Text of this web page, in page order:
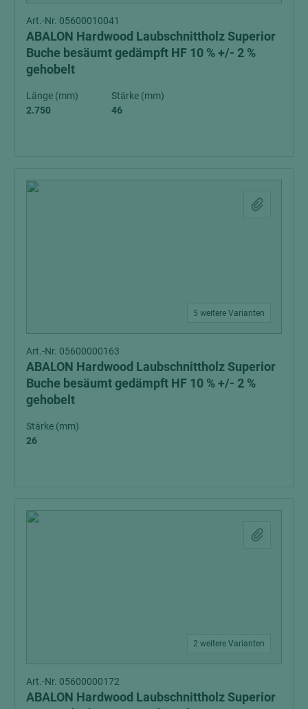
Art.-Nr. 05600010041
ABALON Hardwood Laubschnittholz Superior
Buche besäumt gedämpft HF 10 % +/- 2 %
gehobelt
Länge (mm)
2.750
Stärke (mm)
46
5 weitere Varianten
Art.-Nr. 05600000163
ABALON Hardwood Laubschnittholz Superior
Buche besäumt gedämpft HF 10 % +/- 2 %
gehobelt
Stärke (mm)
26
2 weitere Varianten
Art.-Nr. 05600000172
ABALON Hardwood Laubschnittholz Superior